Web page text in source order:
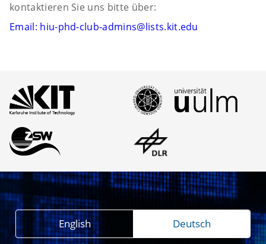
kontaktieren Sie uns bitte über:
Email: hiu-phd-club-admins@lists.kit.edu
English Deutsch